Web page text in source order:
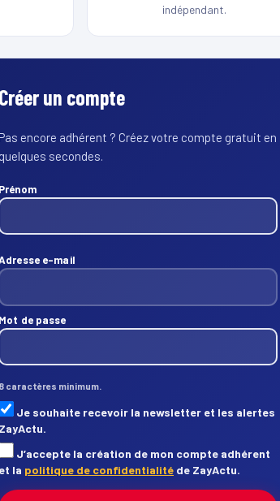
indépendant.
Créer un compte
encore adhérent ? Créez votre compte gratuit en
quelques secondes.
Prénom
e-mail
Mot de passe
8 caractères minimum.
Je souhaite recevoir la newsletter et les alertes
ZayActu.
J’accepte la création de mon compte adhérent
et la politique de confidentialité de ZayActu.